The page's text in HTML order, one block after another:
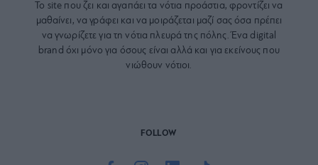
Το site που ζει και αγαπάει τα νότια προάστια, φροντίζει να
μαθαίνει, να γράφει και να μοιράζεται μαζί σας όσα πρέπει
να γνωρίζετε για τη νότια πλευρά της πόλης. Ένα digital
brand όχι μόνο για όσους είναι αλλά και για εκείνους που
νιώθουν νότιοι.
FOLLOW